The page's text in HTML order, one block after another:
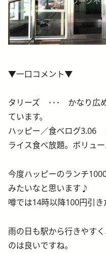
▼一口コメント▼
タリーズ ･･･ かなり広
ています。
ハッピー／食べログ3.06
ライス食べ放題。ボリュー
今度ハッピーのランチ
みたいなと思います♪
噂では14時以降100円引き
雨の日も駅から行きやす
のは良いですね。